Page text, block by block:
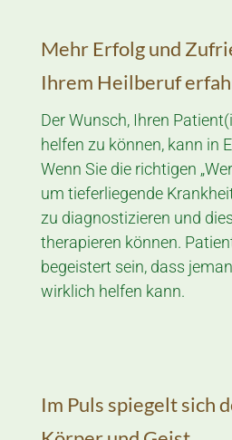
Mehr Erfolg und
Ihrem Heil­beruf
Der Wunsch, Ihren
helfen zu können, kann in
Wenn Sie die richtigen
um tiefer­liegen­de
zu dia­gnosti­zieren und
thera­pieren können.
be­geistert sein, dass
wirklich helfen kann.
Im Puls spiegelt sich